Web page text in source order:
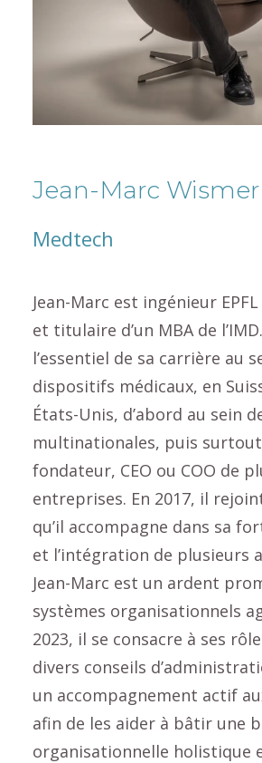
Jean-Marc Wismer
Medtech
Jean-Marc est ingénieur
et titulaire d’un MBA de
l’essentiel de sa carrière au
dispositifs médicaux, en
États-Unis, d’abord au sein
multinationales, puis
fondateur, CEO ou COO de
entreprises. En 2017, il
qu’il accompagne dans sa
et l’intégration de plusieurs
Jean-Marc est un ardent
systèmes organisationnels
2023, il se consacre à ses
divers conseils
un accompagnement actif
afin de les aider à bâtir une
organisationnelle holistique